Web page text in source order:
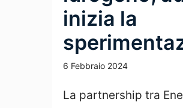
inizia la
6 Febbraio 2024
La partnership tra